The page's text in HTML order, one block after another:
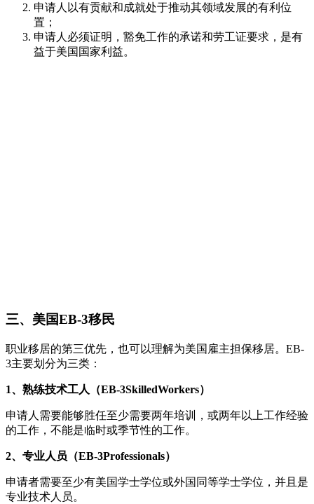
申请人以有贡献和成就处于推动其领域发展的有利位
置；
申请人必须证明，豁免工作的承诺和劳工证要求，是有
益于美国国家利益。
三、美国EB-3移民
职业移居的第三优先，也可以理解为美国雇主担保移居。EB-
3主要划分为三类：
1、熟练技术工人（EB-3SkilledWorkers）
申请人需要能够胜任至少需要两年培训，或两年以上工作经验
的工作，不能是临时或季节性的工作。
2、专业人员（EB-3Professionals）
申请者需要至少有美国学士学位或外国同等学士学位，并且是
专业技术人员。